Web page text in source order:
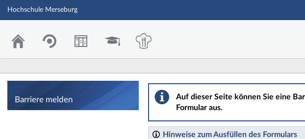
Hochschule Merseburg
Barriere melden
Barriere melden
Auf dieser Seite können Sie eine
Formular aus.
Hinweise zum Ausfüllen des Formulars